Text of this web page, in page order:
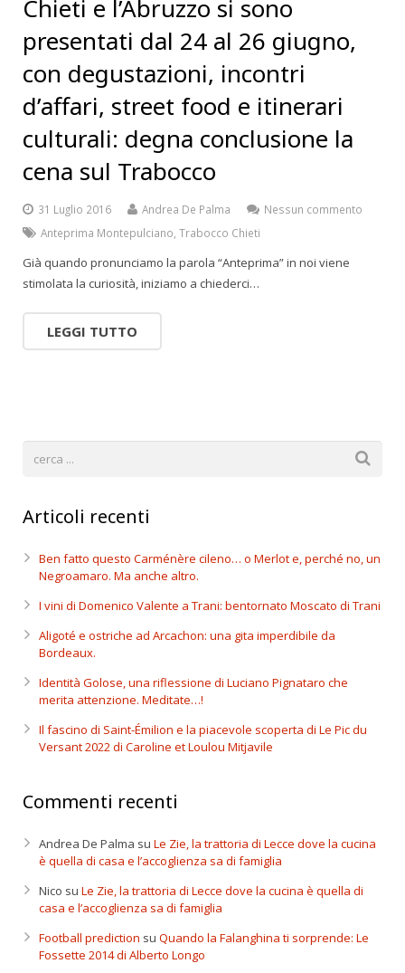
Chieti e l’Abruzzo si sono
presentati dal 24 al 26 giugno,
con degustazioni, incontri
d’affari, street food e itinerari
culturali: degna conclusione la
cena sul Trabocco
31 Luglio 2016 Andrea De Palma
Nessun commento
Anteprima Montepulciano Trabocco Chieti
Già quando pronunciamo la parola “Anteprima” in noi viene
stimolata la curiosità, iniziamo a chiederci…
LEGGI TUTTO
Articoli recenti
Ben fatto questo Carménère cileno… o Merlot e, perché no, un
Negroamaro. Ma anche altro.
I vini di Domenico Valente a Trani: bentornato Moscato di Trani
Aligoté e ostriche ad Arcachon: una gita imperdibile da
Bordeaux.
Identità Golose, una riflessione di Luciano Pignataro che
merita attenzione. Meditate…!
Il fascino di Saint-Émilion e la piacevole scoperta di Le Pic du
Versant 2022 di Caroline et Loulou Mitjavile
Commenti recenti
Andrea De Palma su Le Zie, la trattoria di Lecce dove la cucina
è quella di casa e l’accoglienza sa di famiglia
Nico su Le Zie, la trattoria di Lecce dove la cucina è quella di
casa e l’accoglienza sa di famiglia
Football prediction su Quando la Falanghina ti sorprende: Le
Fossette 2014 di Alberto Longo